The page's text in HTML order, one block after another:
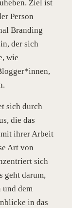
Ziel ist
Person
Branding
der sich
wie
sich durch
die das
mit ihrer Arbeit
Art von
sich
geht darum,
und dem
in das